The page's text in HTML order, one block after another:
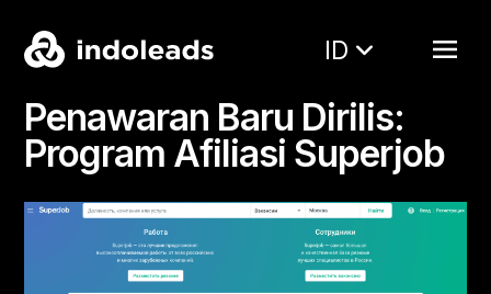
ID
Penawaran Baru Dirilis:
Program Afiliasi Superjob